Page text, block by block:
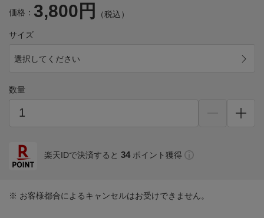
価格： 3,800円 （税込）
サイズ
選択してください
数量
楽天IDで決済すると 34 ポイント獲得
※ お客様都合によるキャンセルはお受けできません。